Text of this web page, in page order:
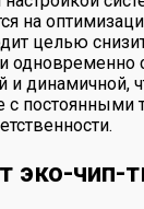
на
целью
одновременно
и динамичной,
постоянными
эко-чип-